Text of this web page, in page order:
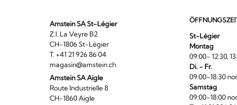
Amstein SA St-Légier
Z.I. La Veyre B2
CH-1806 St-Légier
T. +41 21 926 86 04
magasin@amstein.ch
Amstein SA Aigle
Route Industrielle 8
CH-1860 Aigle
St-Légier
Montag
09:00- 12:30,
Di. - Fr.
09:00-18:30
Samstag
09:00-18:00